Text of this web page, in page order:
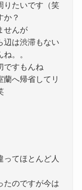
りたいです（笑
か？
せんが
辺は渋滞もない
。。
ですもんね
蘭へ帰省してリ
てほとんど人
たのですが今は